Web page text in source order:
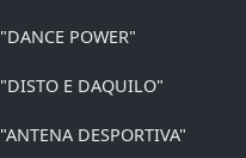
"DANCE POWER"
"DISTO E DAQUILO"
"ANTENA DESPORTIVA"